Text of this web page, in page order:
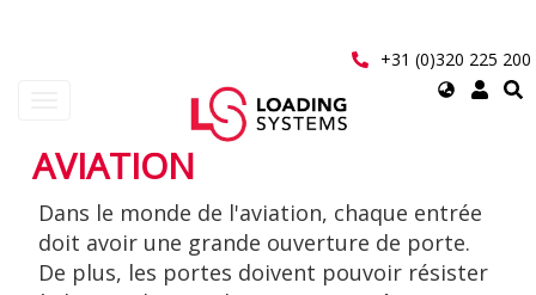
+31 (0)320 225 200
Select
User
account
menu
AVIATION
Dans le monde de l'aviation, chaque entrée
doit avoir une grande ouverture de porte.
De plus, les portes doivent pouvoir résister